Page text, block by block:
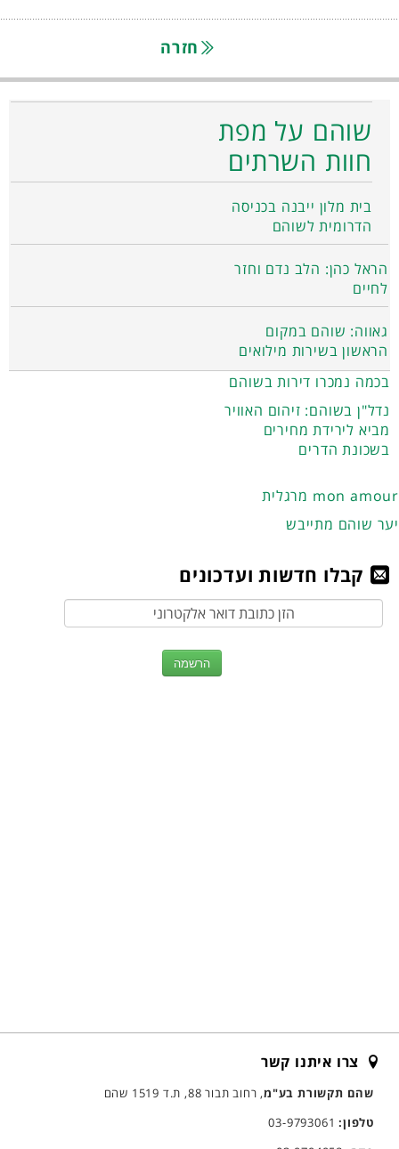
חזרה
שוהם על מפת
חוות השרתים
בית מלון ייבנה בכניסה
הדרומית לשוהם
הראל כהן: הלב נדם וחזר
לחיים
גאווה: שוהם במקום
הראשון בשירות מילואים
בכמה נמכרו דירות בשוהם
נדל"ן בשוהם: זיהום האוויר
מביא לירידת מחירים
בשכונת הדרים
מרגלית mon amour
יער שוהם מתייבש
קבלו חדשות ועדכונים
צרו איתנו קשר
שהם תקשורת בע"מ, רחוב תבור 88, ת.ד 1519 שהם
טלפון:03-9793061